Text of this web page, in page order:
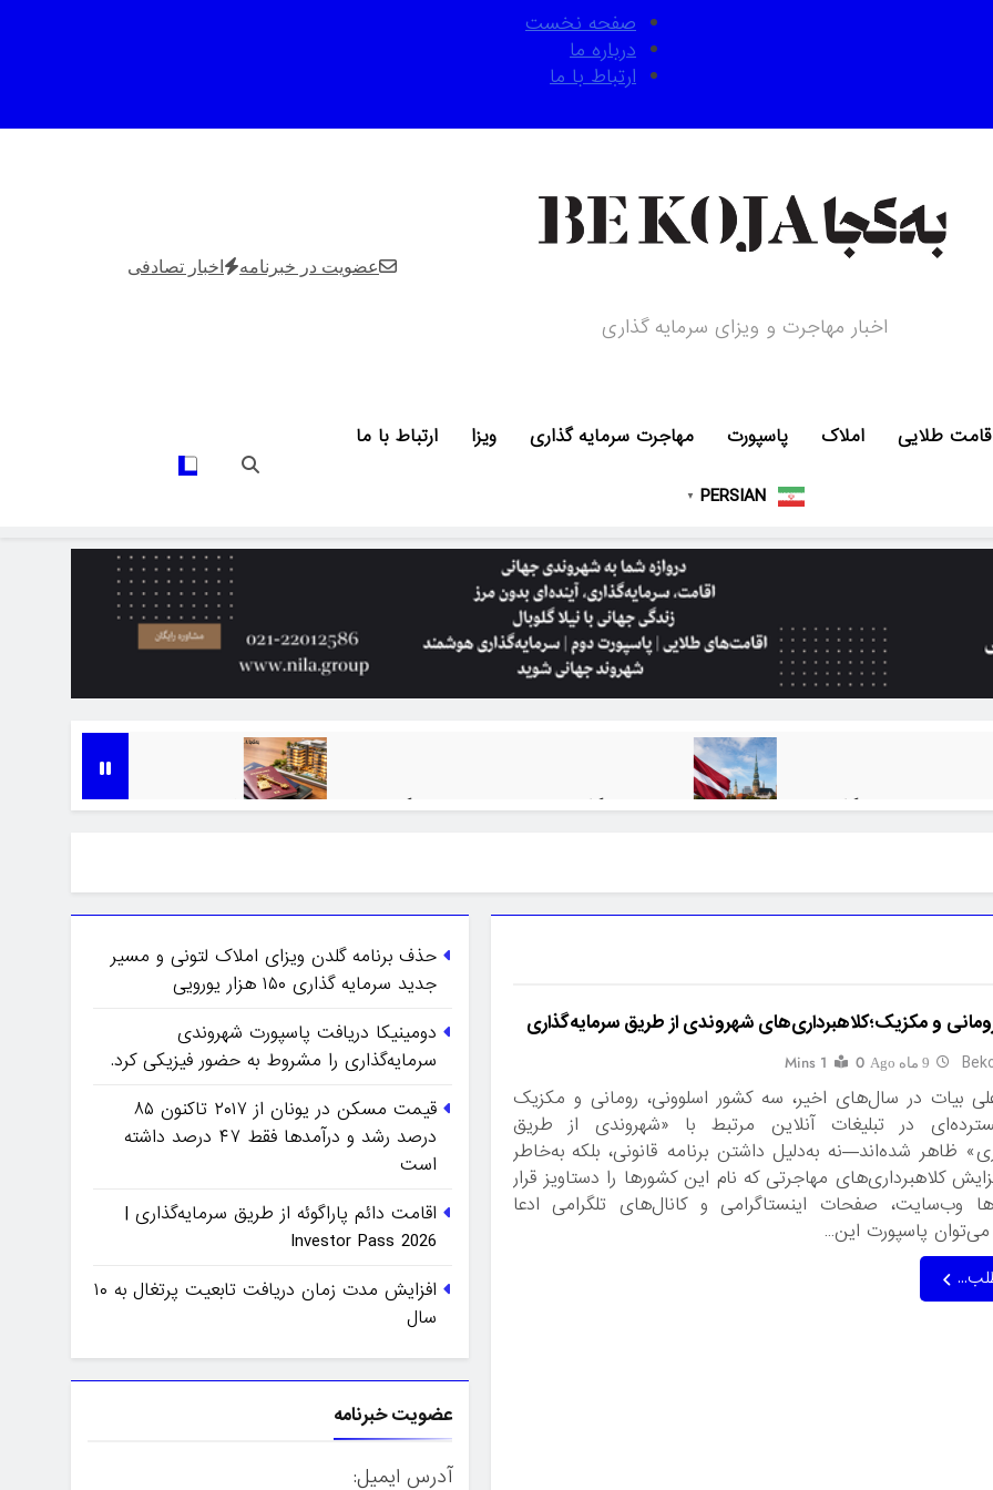
صفحه نخست
درباره ما
ارتباط با ما
اخبار مهاجرت و ویزای سرمایه گذاری
عضویت در خبرنامه اخبار تصادفی
طلایی املاک پاسپورت مهاجرت سرمایه گذاری ویزا ارتباط با ما
PERSIAN
▼
افزایش حداقل سرمایه‌گذاری ملکی برای اقامت گرجستان به بازده سرمایه‌گذاری املاک در برنامه‌های گلدن ویزا در سال ۲۰۲۵ ۱۵۰ هزار یورویی
و مکزیک؛کلاهبرداری‌های شهروندی از طریق سرمایه‌گذاری
9 ماه Ago 0
1 Mins
بیات در سال‌های اخیر، سه کشور اسلوونی، رومانی و مکزیک
در تبلیغات آنلاین مرتبط با «شهروندی از طریق
ظاهر شده‌اند—نه به‌دلیل داشتن برنامه قانونی، بلکه به‌خاطر
کلاهبرداری‌های مهاجرتی که نام این کشورها را دستاویز قرار
وب‌سایت، صفحات اینستاگرامی و کانال‌های تلگرامی ادعا
پاسپورت این…
حذف برنامه گلدن ویزای املاک لتونی و مسیر
جدید سرمایه گذاری ۱۵۰ هزار یورویی
دومینیکا دریافت پاسپورت شهروندی
سرمایه‌گذاری را مشروط به حضور فیزیکی کرد.
قیمت مسکن در یونان از ۲۰۱۷ تاکنون ۸۵
درصد رشد و درآمدها فقط ۴۷ درصد داشته
است
اقامت دائم پاراگوئه از طریق سرمایه‌گذاری |
Investor Pass 2026
افزایش مدت زمان دریافت تابعیت پرتغال به ۱۰
سال
عضویت خبرنامه
آدرس ایمیل: